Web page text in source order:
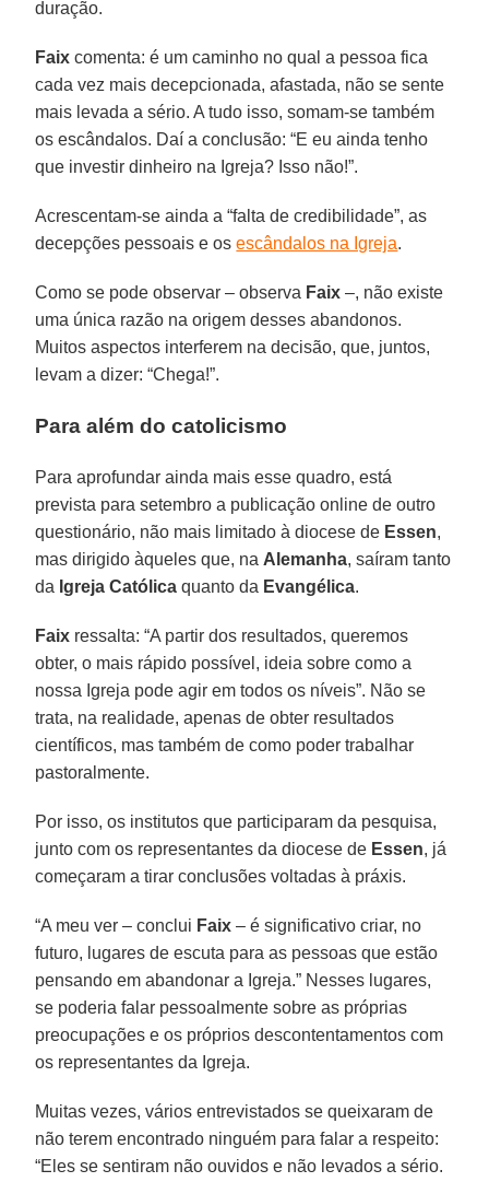
duração.
Faix comenta: é um caminho no qual a pessoa fica
cada vez mais decepcionada, afastada, não se sente
mais levada a sério. A tudo isso, somam-se também
os escândalos. Daí a conclusão: “E eu ainda tenho
que investir dinheiro na Igreja? Isso não!”.
Acrescentam-se ainda a “falta de credibilidade”, as
decepções pessoais e osescândalos na Igreja.
Como se pode observar – observa Faix –, não existe
uma única razão na origem desses abandonos.
Muitos aspectos interferem na decisão, que, juntos,
levam a dizer: “Chega!”.
Para além do catolicismo
Para aprofundar ainda mais esse quadro, está
prevista para setembro a publicação online de outro
questionário, não mais limitado à diocese de Essen,
mas dirigido àqueles que, na Alemanha, saíram tanto
da Igreja Católica quanto da Evangélica.
Faix ressalta: “A partir dos resultados, queremos
obter, o mais rápido possível, ideia sobre como a
nossa Igreja pode agir em todos os níveis”. Não se
trata, na realidade, apenas de obter resultados
científicos, mas também de como poder trabalhar
pastoralmente.
Por isso, os institutos que participaram da pesquisa,
junto com os representantes da diocese de Essen, já
começaram a tirar conclusões voltadas à práxis.
“A meu ver – conclui Faix – é significativo criar, no
futuro, lugares de escuta para as pessoas que estão
pensando em abandonar a Igreja.” Nesses lugares,
se poderia falar pessoalmente sobre as próprias
preocupações e os próprios descontentamentos com
os representantes da Igreja.
Muitas vezes, vários entrevistados se queixaram de
não terem encontrado ninguém para falar a respeito:
“Eles se sentiram não ouvidos e não levados a sério.